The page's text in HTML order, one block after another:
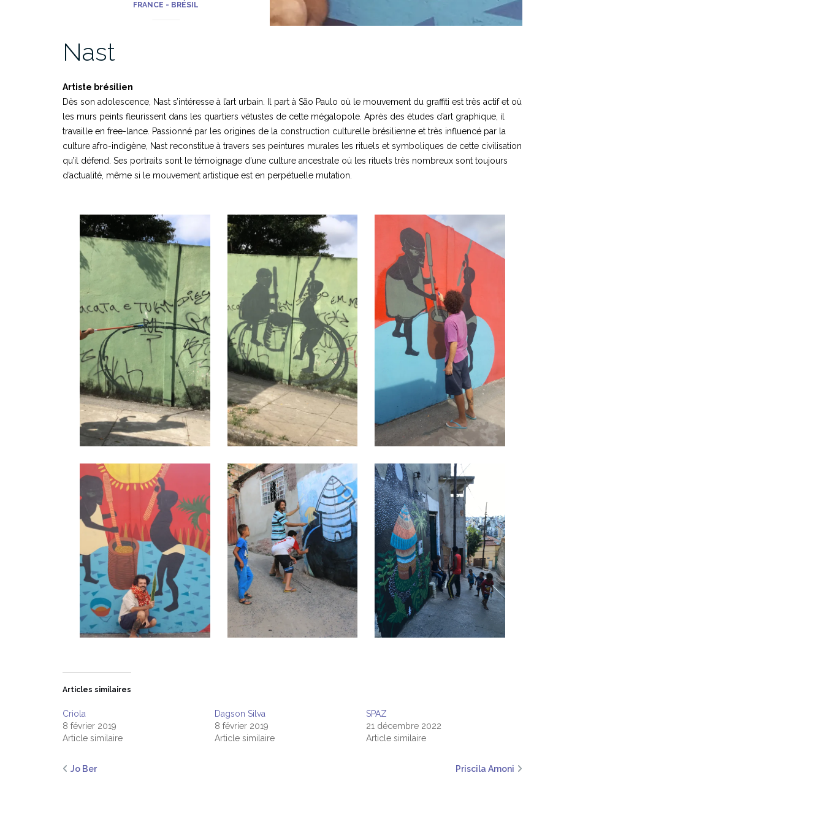
FRANCE - BRÉSIL
Nast
Artiste brésilien
Dès son adolescence, Nast s’intéresse à l’art urbain. Il part à São Paulo où le mouvement du graffiti est très actif et où
les murs peints fleurissent dans les quartiers vétustes de cette mégalopole. Après des études d’art graphique, il
travaille en free-lance. Passionné par les origines de la construction culturelle brésilienne et très influencé par la
culture afro-indigène, Nast reconstitue à travers ses peintures murales les rituels et symboliques de cette civilisation
qu’il défend. Ses portraits sont le témoignage d’une culture ancestrale où les rituels très nombreux sont toujours
d’actualité, même si le mouvement artistique est en perpétuelle mutation.
Articles similaires
Criola
8 février 2019
Article similaire
Dagson Silva
8 février 2019
Article similaire
SPAZ
21 décembre 2022
Article similaire
Jo Ber Priscila Amoni